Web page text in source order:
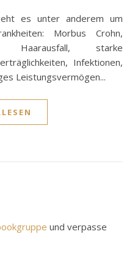
Morbus Crohn,
Haarausfall, starke
Infektionen,
Leistungsvermögen...
und verpasse